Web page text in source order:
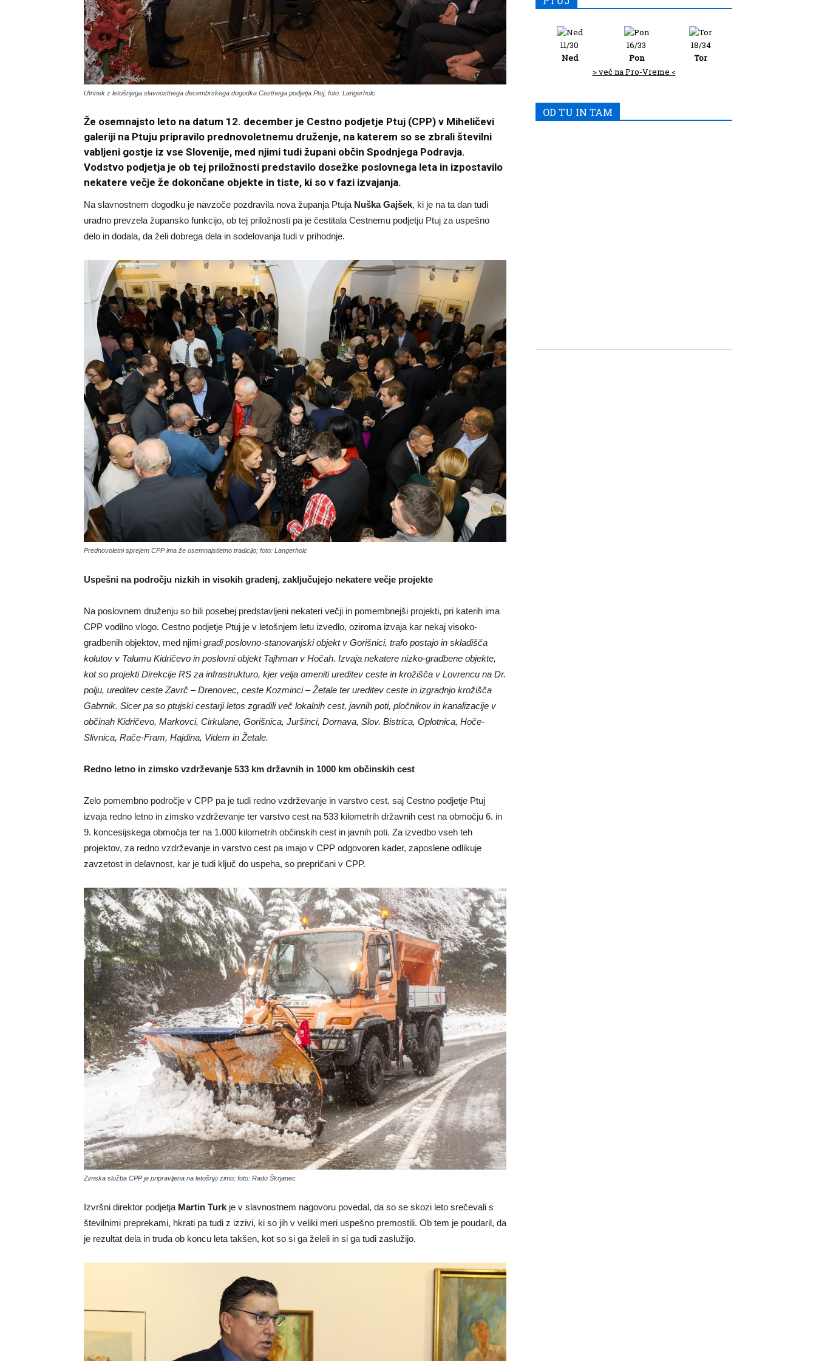
Utrinek z letošnjega slavnostnega decembrskega dogodka Cestnega podjetja Ptuj; foto: Langerholc
Že osemnajsto leto na datum 12. december je Cestno podjetje Ptuj (CPP) v Miheličevi
galeriji na Ptuju pripravilo prednovoletnemu druženje, na katerem so se zbrali številni
vabljeni gostje iz vse Slovenije, med njimi tudi župani občin Spodnjega Podravja.
Vodstvo podjetja je ob tej priložnosti predstavilo dosežke poslovnega leta in izpostavilo
nekatere večje že dokončane objekte in tiste, ki so v fazi izvajanja.
Na slavnostnem dogodku je navzoče pozdravila nova županja Ptuja Nuška Gajšek, ki je na ta dan tudi
uradno prevzela župansko funkcijo, ob tej priložnosti pa je čestitala Cestnemu podjetju Ptuj za uspešno
delo in dodala, da želi dobrega dela in sodelovanja tudi v prihodnje.
Prednovoletni sprejem CPP ima že osemnajstletno tradicijo; foto: Langerholc
Uspešni na področju nizkih in visokih gradenj, zaključujejo nekatere večje projekte
Na poslovnem druženju so bili posebej predstavljeni nekateri večji in pomembnejši projekti, pri katerih ima
CPP vodilno vlogo. Cestno podjetje Ptuj je v letošnjem letu izvedlo, oziroma izvaja kar nekaj visoko-
gradbenih objektov, med njimi gradi poslovno-stanovanjski objekt v Gorišnici, trafo postajo in skladišča
kolutov v Talumu Kidričevo in poslovni objekt Tajhman v Hočah. Izvaja nekatere nizko-gradbene objekte,
kot so projekti Direkcije RS za infrastrukturo, kjer velja omeniti ureditev ceste in krožišča v Lovrencu na Dr.
polju, ureditev ceste Zavrč – Drenovec, ceste Kozminci – Žetale ter ureditev ceste in izgradnjo krožišča
Gabrnik. Sicer pa so ptujski cestarji letos zgradili več lokalnih cest, javnih poti, pločnikov in kanalizacije v
občinah Kidričevo, Markovci, Cirkulane, Gorišnica, Juršinci, Dornava, Slov. Bistrica, Oplotnica, Hoče-
Slivnica, Rače-Fram, Hajdina, Videm in Žetale.
Redno letno in zimsko vzdrževanje 533 km državnih in 1000 km občinskih cest
Zelo pomembno področje v CPP pa je tudi redno vzdrževanje in varstvo cest, saj Cestno podjetje Ptuj
izvaja redno letno in zimsko vzdrževanje ter varstvo cest na 533 kilometrih državnih cest na območju 6. in
9. koncesijskega območja ter na 1.000 kilometrih občinskih cest in javnih poti. Za izvedbo vseh teh
projektov, za redno vzdrževanje in varstvo cest pa imajo v CPP odgovoren kader, zaposlene odlikuje
zavzetost in delavnost, kar je tudi ključ do uspeha, so prepričani v CPP.
Zimska služba CPP je pripravljena na letošnjo zimo; foto: Rado Škrjanec
Izvršni direktor podjetja Martin Turk je v slavnostnem nagovoru povedal, da so se skozi leto srečevali s
številnimi preprekami, hkrati pa tudi z izzivi, ki so jih v veliki meri uspešno premostili. Ob tem je poudaril, da
je rezultat dela in truda ob koncu leta takšen, kot so si ga želeli in si ga tudi zaslužijo.
11/30
Ned
16/33
Pon
18/34
Tor
> več na Pro-Vreme <
OD TU IN TAM